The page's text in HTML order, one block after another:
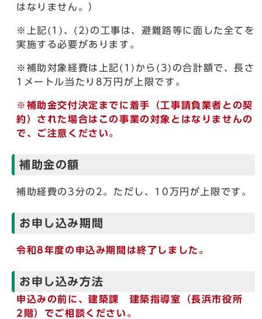
はなりません。）
※上記(1)、(2)の工事は、避難路等に面した全てを
実施する必要があります。
※補助対象経費は上記(1)から(3)の合計額で、長さ
1メートル当たり8万円が上限です。
※補助金交付決定までに着手（工事請負業者との契
約）された場合はこの事業の対象とはなりませんの
で、ご注意ください。
補助金の額
補助経費の3分の2。ただし、10万円が上限です。
お申し込み期間
令和8年度の申込み期間は終了しました。
お申し込み方法
申込みの前に、建築課 建築指導室（長浜市役所
2階）でご相談ください。